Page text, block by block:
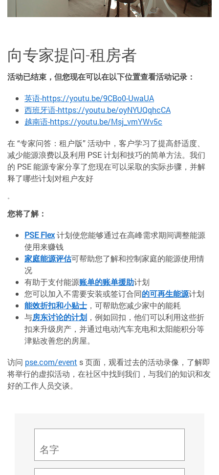
向专家提问-租房者
活动已结束，但您现在可以在以下位置查看活动记录：
英语-https://youtu.be/9CBo0-UwaUA
西班牙语-https://youtu.be/oyNYUQqhcCA
越南语-https://youtu.be/Msj_vmYWv5c
在 “专家问答：租户版” 活动中，客户学习了提高舒适度、
减少能源浪费以及利用 PSE 计划和技巧的简单方法。我们
的 PSE 能源专家分享了您现在可以采取的实际步骤，并解
释了哪些计划对租户友好
。
您将了解：
PSE Flex计划使您能够通过在高峰需求期间调整能源
使用来赚钱
家庭能源评估可帮助您了解和控制家庭的能源使用情
况
有助于支付能源账单的账单援助计划
您可以加入不需要安装或签订合同的可再生能源计划
能效折扣和小贴士 ，可帮助您减少家中的能耗
与房东讨论的计划 ，例如回扣，他们可以利用这些折
扣来升级房产，并通过电动汽车充电和太阳能积分等
津贴改善您的房屋。
访问 pse.com/event s 页面，观看过去的活动录像，了解即
将举行的虚拟活动，在社区中找到我们，与我们的知识和友
好的工作人员交谈。
名字